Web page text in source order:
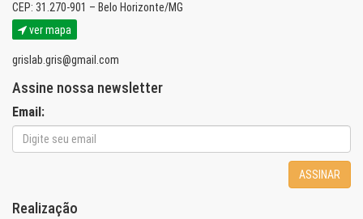
CEP: 31.270-901 – Belo Horizonte/MG
ver mapa
grislab.gris@gmail.com
Assine nossa newsletter
Email:
ASSINAR
Realização